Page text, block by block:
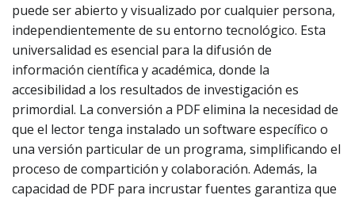
puede ser abierto y visualizado por cualquier persona,
independientemente de su entorno tecnológico. Esta
universalidad es esencial para la difusión de
información científica y académica, donde la
accesibilidad a los resultados de investigación es
primordial. La conversión a PDF elimina la necesidad de
que el lector tenga instalado un software específico o
una versión particular de un programa, simplificando el
proceso de compartición y colaboración. Además, la
capacidad de PDF para incrustar fuentes garantiza que